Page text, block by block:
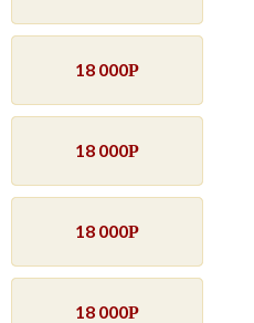
18 000Р
18 000Р
18 000Р
18 000Р